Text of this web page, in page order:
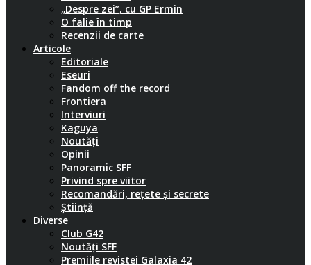
„Despre zei”, cu GP Ermin
O falie în timp
Recenzii de carte
Articole
Editoriale
Eseuri
Fandom off the record
Frontiera
Interviuri
Kaguya
Noutăți
Opinii
Panoramic SFF
Privind spre viitor
Recomandări, rețete și secrete
Știință
Diverse
Club G42
Noutăți SFF
Premiile revistei Galaxia 42